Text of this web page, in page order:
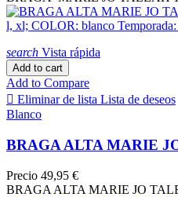
search Vista rápida
Add to cart
Add to Compare
 Eliminar de lista Lista de deseos
Blanco
BRAGA ALTA MARIE
Precio 49,95 €
BRAGA ALTA MARIE JO